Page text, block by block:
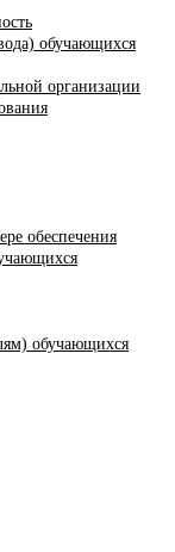
обучающихся
организации
обеспечения
обучающихся